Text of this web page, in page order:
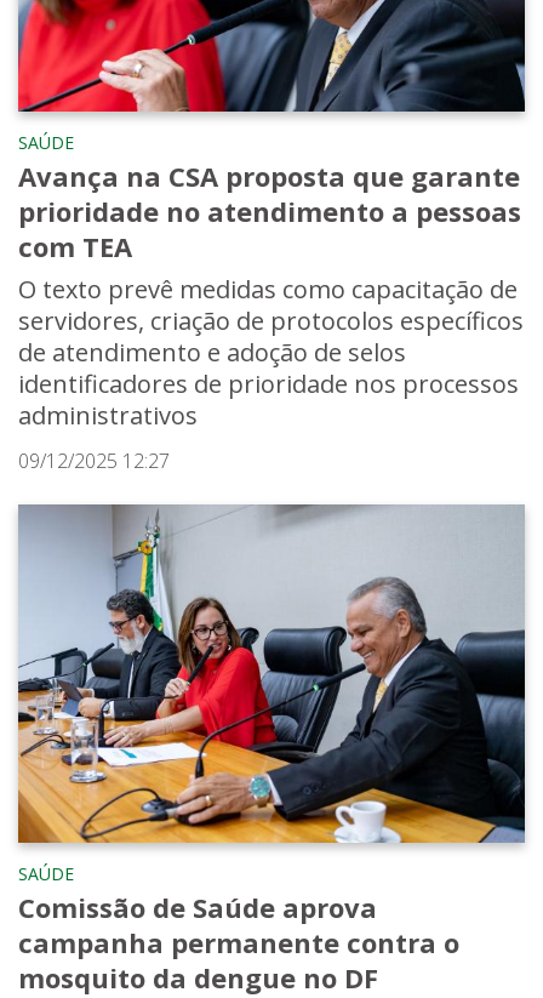
SAÚDE
Avança na CSA proposta que garante
prioridade no atendimento a pessoas
com TEA
O texto prevê medidas como capacitação de
servidores, criação de protocolos específicos
de atendimento e adoção de selos
identificadores de prioridade nos processos
administrativos
09/12/2025 12:27
SAÚDE
Comissão de Saúde aprova
campanha permanente contra o
mosquito da dengue no DF